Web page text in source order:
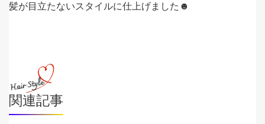
髪が目立たないスタイルに仕上げました☻
関連記事